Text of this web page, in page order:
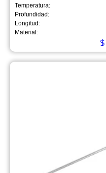
Temperatura:
Profundidad:
Longitud:
Material:
$